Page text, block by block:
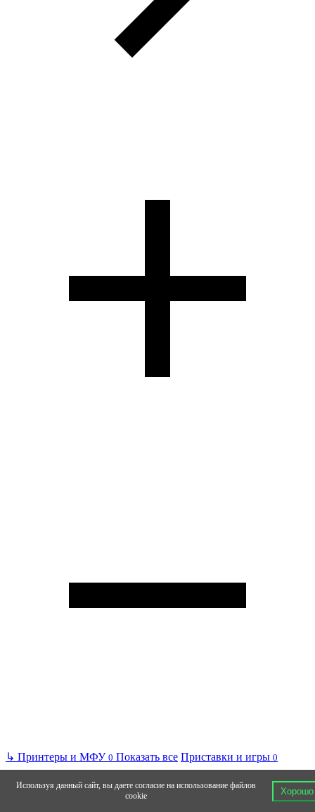
↳ Принтеры и МФУ 0 Показать все Приставки и игры 0
Используя данный сайт, вы даете согласие на использование файлов
cookie
Хорошо